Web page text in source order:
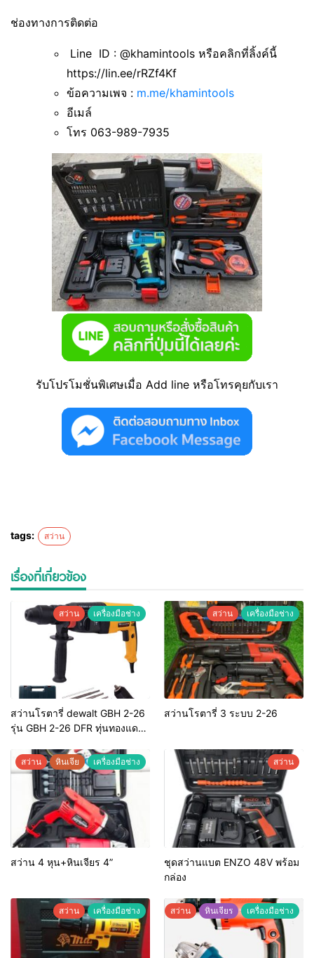
ช่องทางการติดต่อ
Line ID : @khamintools หรือคลิกที่ลิ้งค์นี้
https://lin.ee/rRZf4Kf
ข้อความเพจ : m.me/khamintools
อีเมล์
โทร 063-989-7935
รับโปรโมชั่นพิเศษเมื่อ Add line หรือโทรคุยกับเรา
tags: สว่าน
เรื่องที่เกี่ยวข้อง
สว่าน เครื่องมือช่าง
สว่านโรตารี่ dewalt GBH 2-26
รุ่น GBH 2-26 DFR ทุ่นทองแดง
สว่าน เครื่องมือช่าง
สว่านโรตารี่ 3 ระบบ 2-26
สว่าน หินเจีย เครื่องมือช่าง
สว่าน 4 หุน+หินเจียร 4”
สว่าน
ชุดสว่านแบต ENZO 48V พร้อม
กล่อง
สว่าน เครื่องมือช่าง สว่าน หินเจียร เครื่องมือช่าง